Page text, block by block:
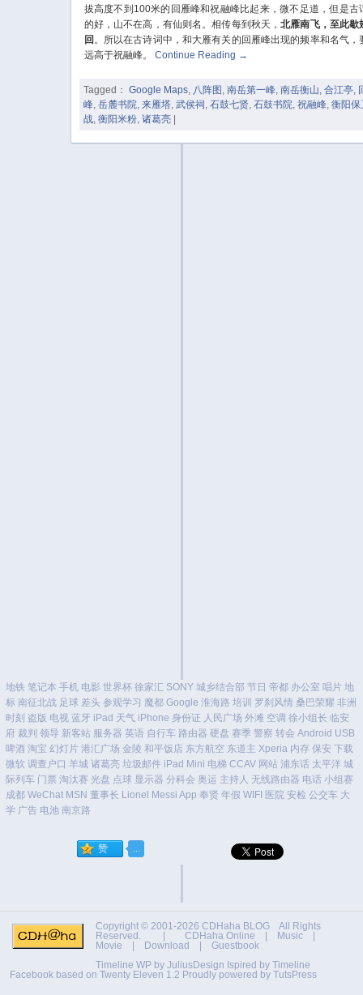
拔高度不到100米的回雁峰和祝融峰比起来，微不足道，但是古
的好，山不在高，有仙则名。相传每到秋天，北雁南飞，至此歇
回 。所以在古诗词中，和大雁有关的回雁峰出现的频率和名气，
远高于祝融峰。 Continue Reading →
Tagged： Google Maps, 八阵图 ,南岳第一峰,南岳衡山,合江亭,
峰,岳麓书院,来雁塔,武侯祠 ,石鼓七贤,石鼓书院,祝融峰,衡阳保
战,衡阳米粉,诸葛亮
地铁 笔记本 手机 电影 世界杯 徐家汇 SONY 城乡结合部 节日 帝都 办公室 唱片 地
标 南征北战 足球 差头 参观学习 魔都 Google 淮海路 培训 罗刹风情 桑巴荣耀 非洲
时刻 盗版 电视 蓝牙 iPad 天气 iPhone 身份证 人民广场 外滩 空调 徐小组长 临安
府 裁判 领导 新客站 服务器 英语 自行车 路由器 硬盘 赛季 警察 转会 Android USB
啤酒 淘宝 幻灯片 港汇广场 金陵 和平饭店 东方航空 东道主 Xperia 内存 保安 下载
微软 调查户口 羊城 诸葛亮 垃圾邮件 iPad Mini 电梯 CCAV 网站 浦东话 太平洋 城
际列车 门票 淘汰赛 光盘 点球 显示器 分科会 奥运 主持人 无线路由器 电话 小组赛
成都 WeChat MSN 董事长 Lionel Messi App 奉贤 年假 WIFI 医院 安检 公交车 大
学 广告 电池 南京路
Copyright © 2001-2026 CDHaha BLOG All Rights
Reserved. | CDHaha Online Music
Movie
Download
Guestbook
Timeline WP by JuliusDesign Ispired by Timeline
Facebook based on Twenty Eleven 1.2 Proudly powered by TutsPress